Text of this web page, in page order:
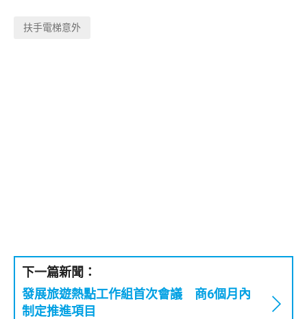
扶手電梯意外
下一篇新聞：
發展旅遊熱點工作組首次會議 商6個月內
制定推進項目